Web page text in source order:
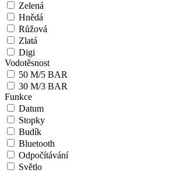
Zelená
Hnědá
Růžová
Zlatá
Digi
Vodotěsnost
50 M/5 BAR
30 M/3 BAR
Funkce
Datum
Stopky
Budík
Bluetooth
Odpočítávání
Světlo